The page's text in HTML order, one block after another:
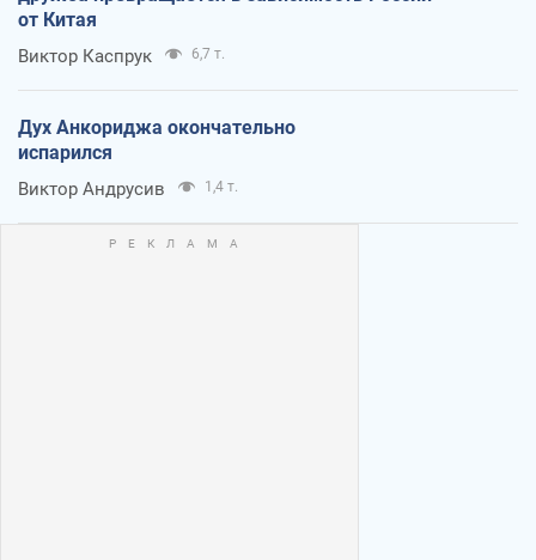
от Китая
Виктор Каспрук 6,7 т.
Дух Анкориджа окончательно
испарился
Виктор Андрусив 1,4 т.